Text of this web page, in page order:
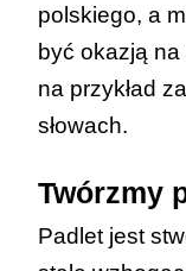
polskiego, a
być okazją
na przykład
słowach.
Twórzmy
Padlet jest